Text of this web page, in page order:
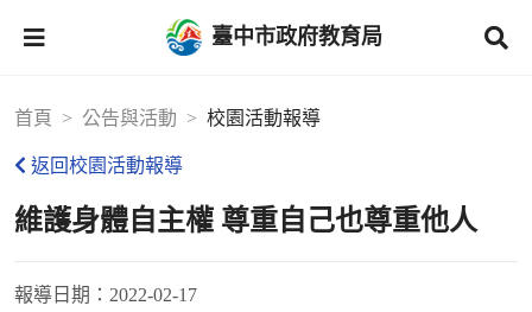
臺中市政府教育局
首頁 公告與活動 校園活動報導
返回校園活動報導
維護身體自主權 尊重自己也尊重他人
報導日期： 2022-02-17